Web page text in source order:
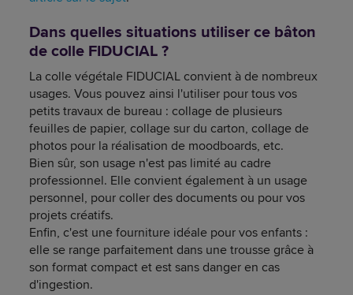
Dans quelles situations utiliser ce bâton
de colle FIDUCIAL ?
La colle végétale FIDUCIAL convient à de nombreux
usages. Vous pouvez ainsi l'utiliser pour tous vos
petits travaux de bureau : collage de plusieurs
feuilles de papier, collage sur du carton, collage de
photos pour la réalisation de moodboards, etc.
Bien sûr, son usage n'est pas limité au cadre
professionnel. Elle convient également à un usage
personnel, pour coller des documents ou pour vos
projets créatifs.
Enfin, c'est une fourniture idéale pour vos enfants :
elle se range parfaitement dans une trousse grâce à
son format compact et est sans danger en cas
d'ingestion.